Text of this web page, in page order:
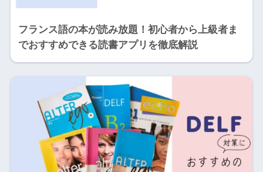
フランス語の本が読み放題！初心者から上級者ま
でおすすめできる読書アプリを徹底解説